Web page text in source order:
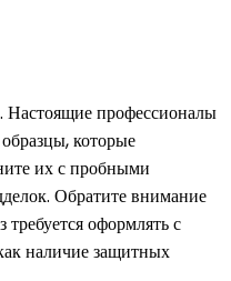
Настоящие профессионалы
которые
их с пробными
Обратите внимание
требуется оформлять с
наличие защитных